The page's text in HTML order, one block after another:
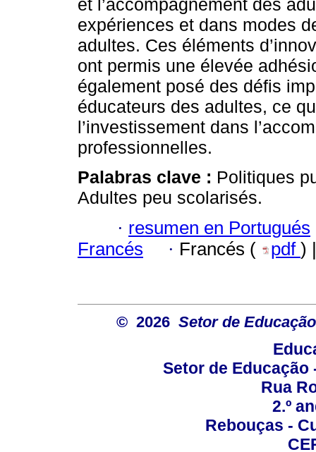
et l’accompagnement des
expériences et dans modes
adultes. Ces éléments
ont permis une élevée
également posé des défis
éducateurs des adultes, ce
l’investissement dans
professionnelles.
Palabras clave : Politiques
Adultes peu scolarisés.
· resumen en Portugués
Francés
· Francés ( pdf )
© 2026 Setor de
Setor de Educação
Rua
2.º
Rebouças -